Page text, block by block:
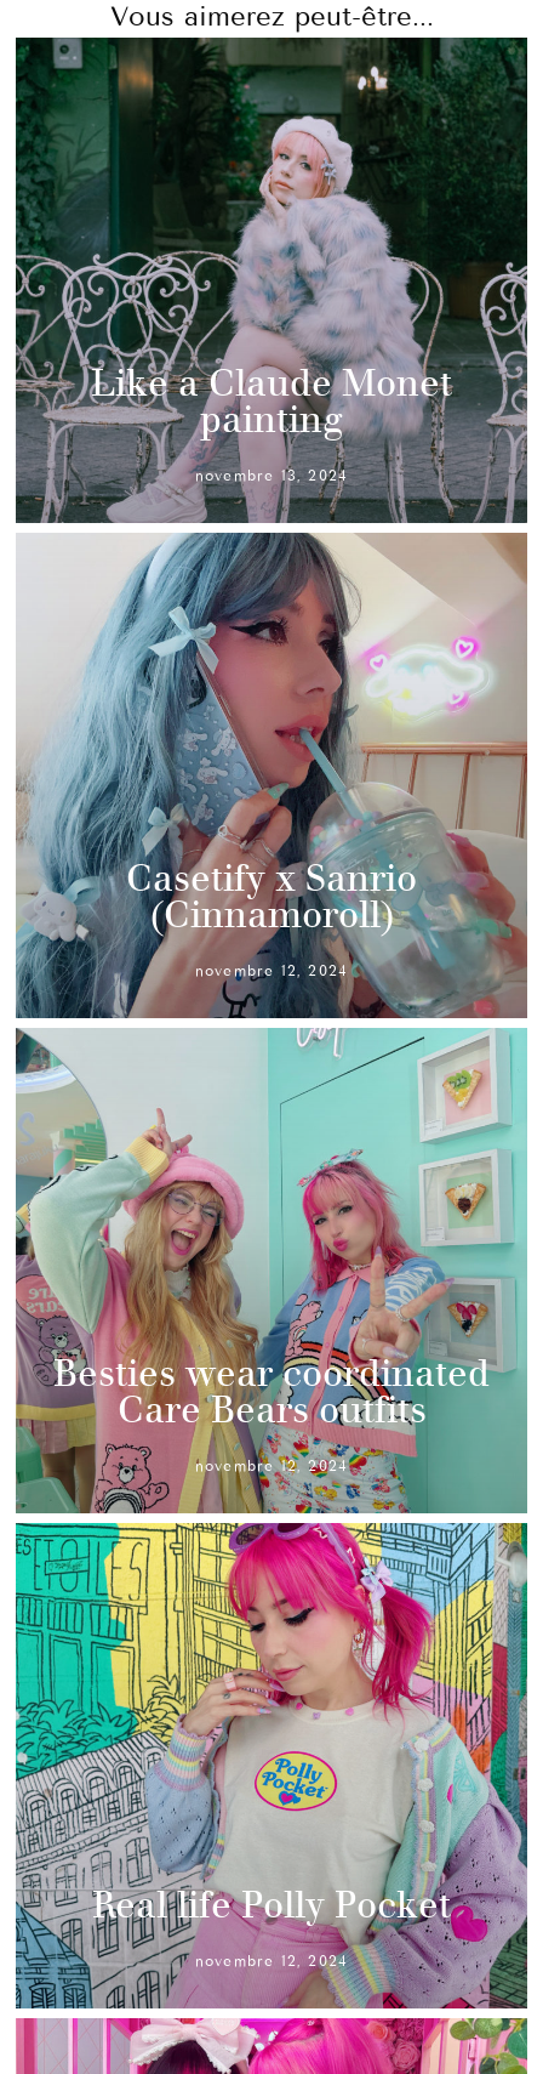
Vous aimerez peut-être...
Like a Claude Monet
painting
novembre 13, 2024
Casetify x Sanrio
(Cinnamoroll)
novembre 12, 2024
Besties wear coordinated
Care Bears outfits
novembre 12, 2024
Real life Polly Pocket
novembre 12, 2024